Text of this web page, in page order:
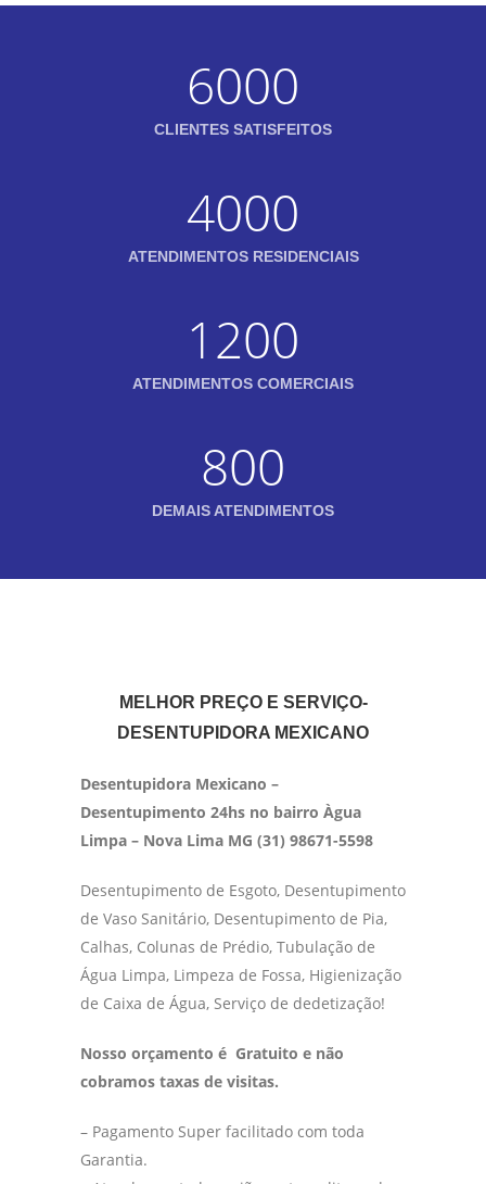
6000
CLIENTES SATISFEITOS
4000
ATENDIMENTOS RESIDENCIAIS
1200
ATENDIMENTOS COMERCIAIS
800
DEMAIS ATENDIMENTOS
MELHOR PREÇO E SERVIÇO-
DESENTUPIDORA MEXICANO
Desentupidora Mexicano –
Desentupimento 24hs no bairro Àgua
Limpa – Nova Lima MG (31) 98671-5598
Desentupimento de Esgoto, Desentupimento
de Vaso Sanitário, Desentupimento de Pia,
Calhas, Colunas de Prédio, Tubulação de
Água Limpa, Limpeza de Fossa, Higienização
de Caixa de Água, Serviço de dedetização!
Nosso orçamento é Gratuito e não
cobramos taxas de visitas.
– Pagamento Super facilitado com toda
Garantia.